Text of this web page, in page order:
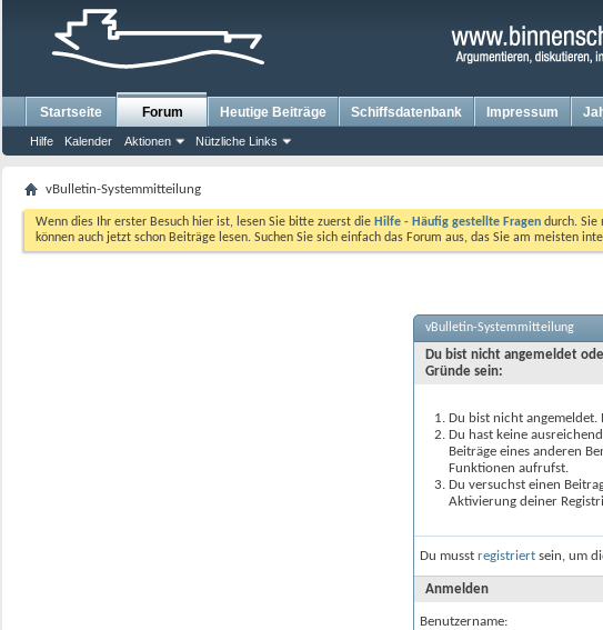
Startseite Forum
Hilfe Kalender Aktionen Nützliche Links
Heutige Beiträge Schiffsdatenbank Impressum
vBulletin-Systemmitteilung
Wenn dies Ihr erster Besuch hier ist, lesen Sie bitte zuerst die Hilfe - Häufig gestellte Fragen durch. Sie
können auch jetzt schon Beiträge lesen. Suchen Sie sich einfach das Forum aus, das Sie am meisten
vBulletin-Systemmitteilung
Du bist nicht angemeldet
Gründe sein:
Du bist nicht angemeldet.
Du hast keine
Beiträge eines anderen
Funktionen aufrufst.
Du versuchst einen
Aktivierung deiner
Du musst registriert sein, um
Anmelden
Benutzername: